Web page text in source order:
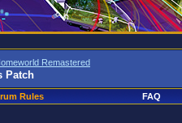
Remastered
Patch
Rules FAQ